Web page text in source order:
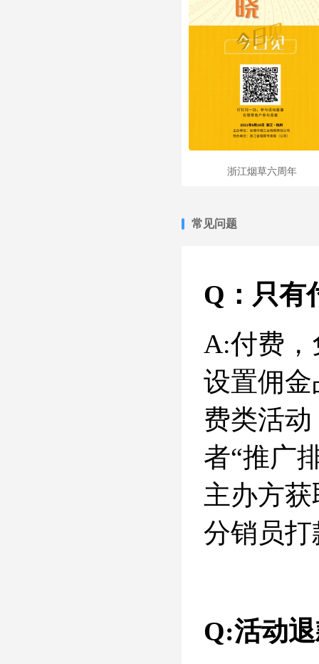
浙江烟草六周年
常见问题
Q：只有
A:付费
设置佣
费类活
者“推广
主办方
分销员
Q:活动